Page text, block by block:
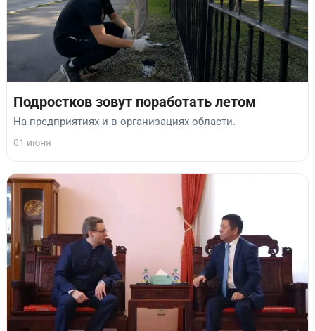
Подростков зовут поработать летом
На предприятиях и в организациях области.
01 июня